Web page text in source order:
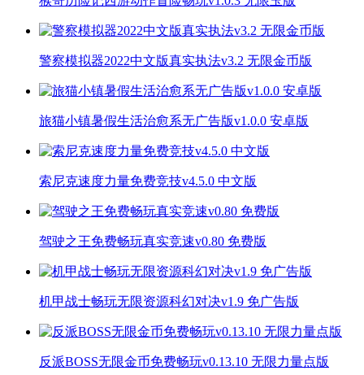
警察模拟器2022中文版真实执法v3.2 无限金币版
旅猫小镇暑假生活治愈系无广告版v1.0.0 安卓版
索尼克速度力量免费竞技v4.5.0 中文版
驾驶之王免费畅玩真实竞速v0.80 免费版
机甲战士畅玩无限资源科幻对决v1.9 免广告版
反派BOSS无限金币免费畅玩v0.13.10 无限力量点版